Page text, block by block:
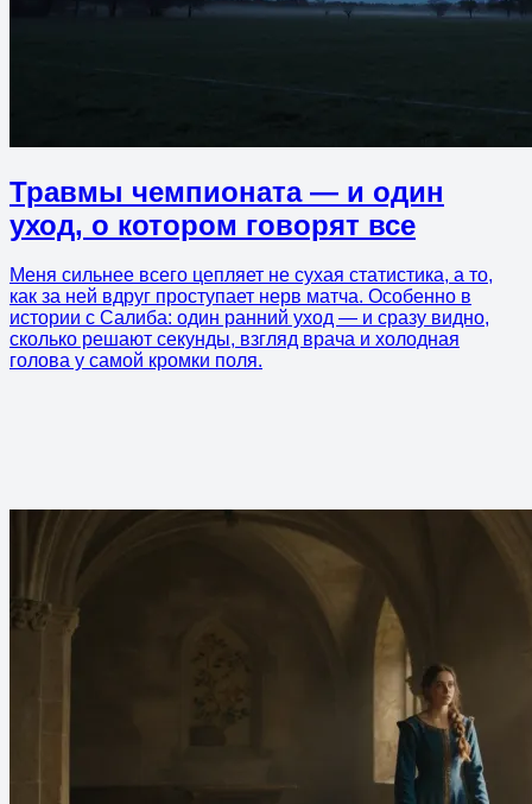
Травмы чемпионата — и один
уход, о котором говорят все
Меня сильнее всего цепляет не сухая статистика, а то,
как за ней вдруг проступает нерв матча. Особенно в
истории с Салиба: один ранний уход — и сразу видно,
сколько решают секунды, взгляд врача и холодная
голова у самой кромки поля.